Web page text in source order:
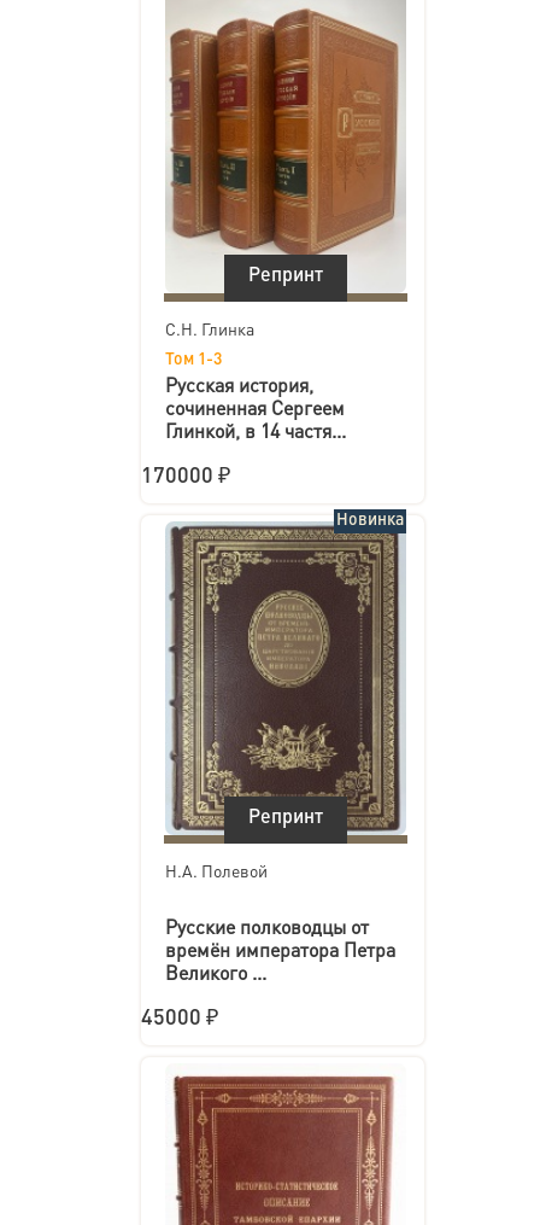
Репринт
С.Н. Глинка
Том 1-3
Русская история,
сочиненная Сергеем
Глинкой, в 14 частя...
170000 ₽
Репринт
Н.А. Полевой
Русские полководцы от
времён императора Петра
Великого ...
45000 ₽